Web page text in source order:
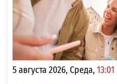
5 августа 2026, Среда, 13:01